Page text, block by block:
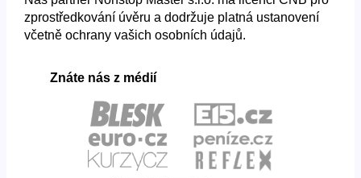
zprostředkování úvěru a dodržuje platná ustanovení
včetně ochrany vašich osobních údajů.
Znáte nás z médií